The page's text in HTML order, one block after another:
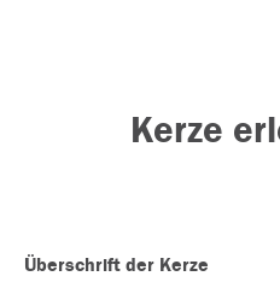
Kerze
Überschrift der Kerze